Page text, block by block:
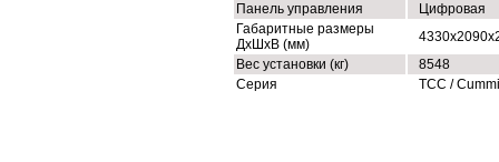
Панель управления
Цифровая
Габаритные размеры
ДхШхВ (мм)
Вес установки (кг)
8548
Серия
ТСС /